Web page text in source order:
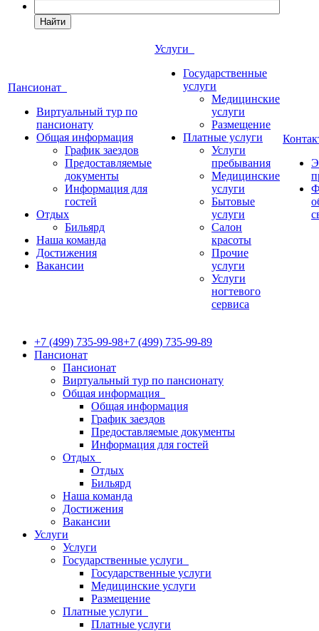
Найти
Пансионат
Виртуальный тур по
пансионату
Общая информация
График заездов
Предоставляемые
документы
Информация для
гостей
Отдых
Бильярд
Наша команда
Достижения
Вакансии
Услуги
Государственные
услуги
Медицинские
услуги
Размещение
Платные услуги
Услуги
пребывания
Медицинские
услуги
Бытовые
услуги
Салон
красоты
Прочие
услуги
Услуги
ногтевого
сервиса
+7 (499) 735-99-98+7 (499) 735-99-89
Пансионат
Пансионат
Виртуальный тур по пансионату
Общая информация
Общая информация
График заездов
Предоставляемые документы
Информация для гостей
Отдых
Отдых
Бильярд
Наша команда
Достижения
Вакансии
Услуги
Услуги
Государственные услуги
Государственные услуги
Медицинские услуги
Размещение
Платные услуги
Платные услуги